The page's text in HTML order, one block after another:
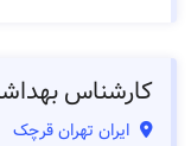
کارشناس
ایران تهران قرچک